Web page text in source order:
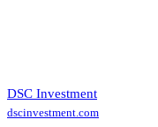
DSC Investment
dscinvestment.com